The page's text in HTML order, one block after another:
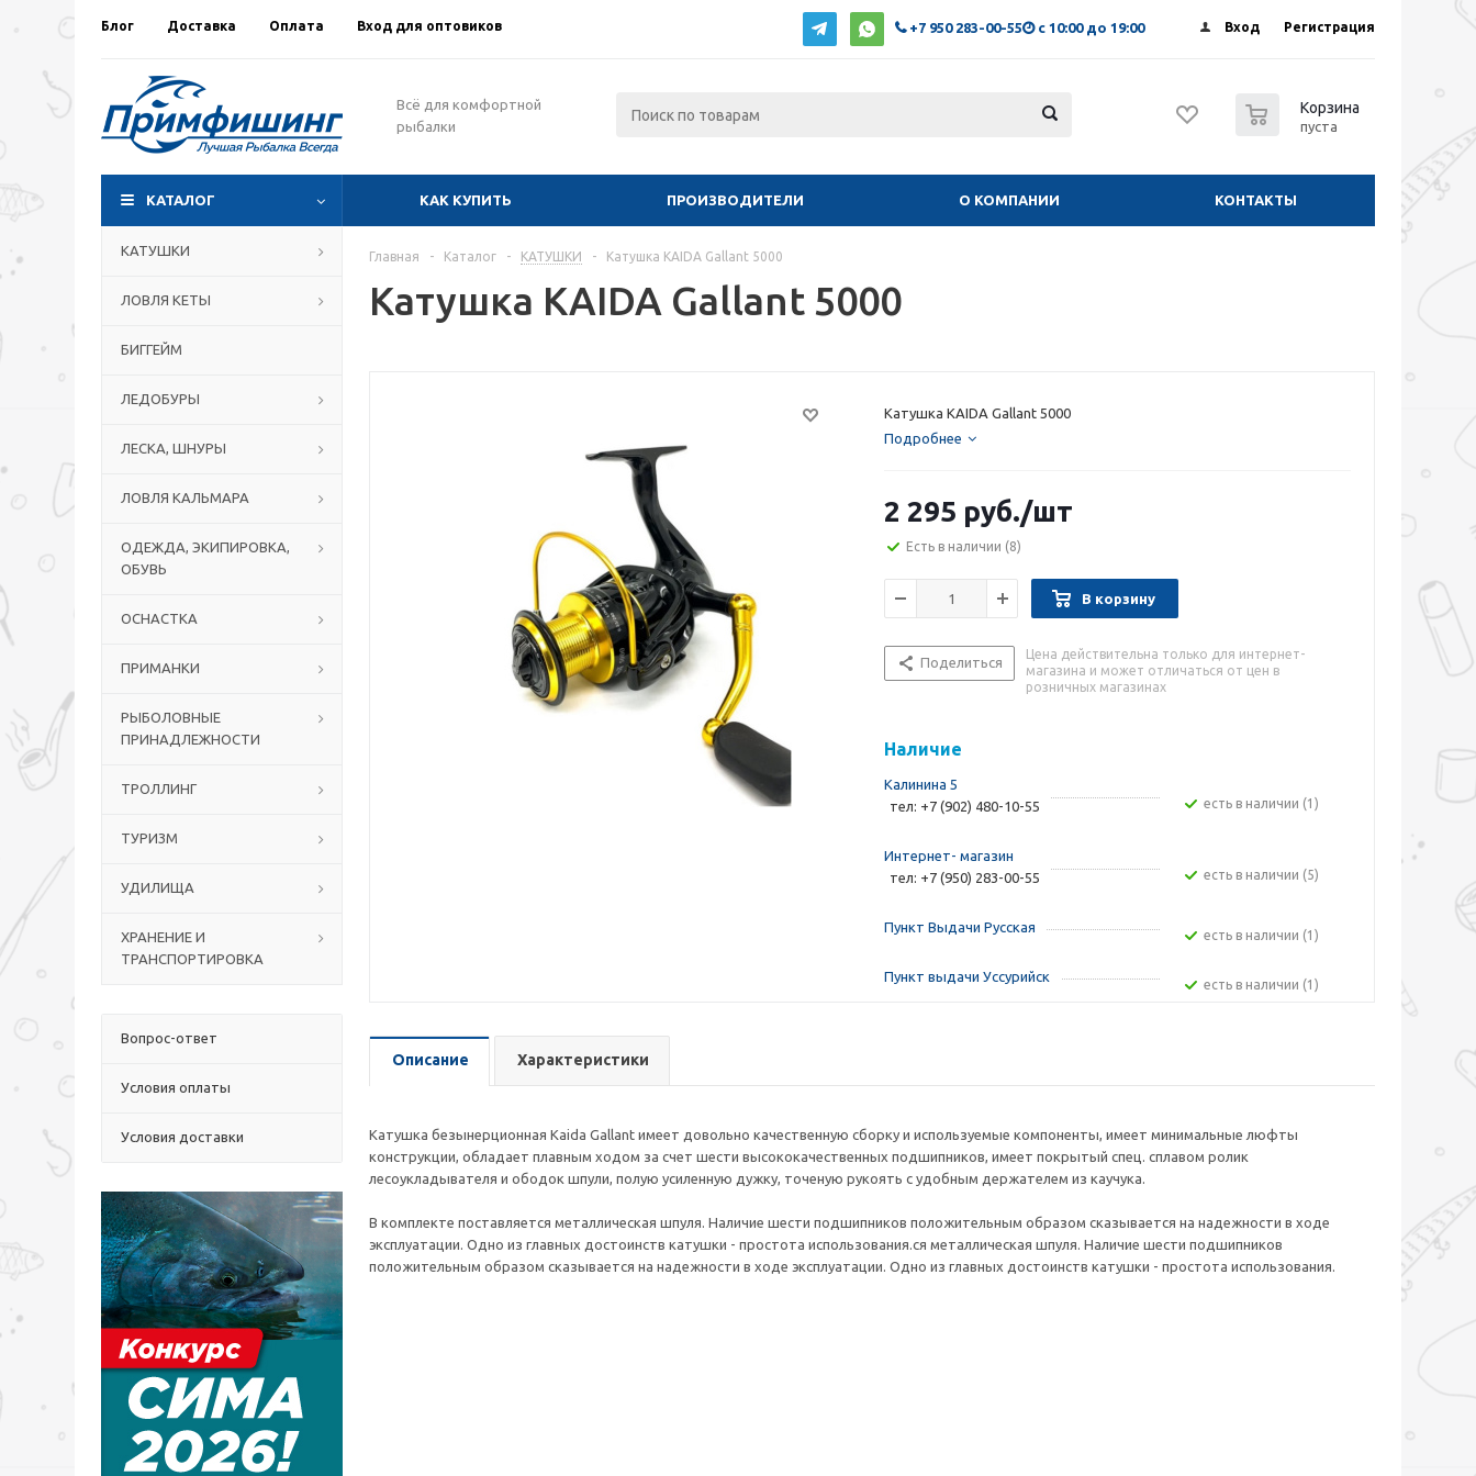
Блог Доставка Оплата Вход для оптовиков Вход Регистрация
+7 950 283-00-55 с 10:00 до 19:00
Всё для комфортной
рыбалки
Корзина
пуста
КАТАЛОГ КАК КУПИТЬ ПРОИЗВОДИТЕЛИ О КОМПАНИИ КОНТАКТЫ
КАТУШКИ
ЛОВЛЯ КЕТЫ
БИГГЕЙМ
ЛЕДОБУРЫ
ЛЕСКА, ШНУРЫ
ЛОВЛЯ КАЛЬМАРА
ОДЕЖДА, ЭКИПИРОВКА,
ОБУВЬ
ОСНАСТКА
ПРИМАНКИ
РЫБОЛОВНЫЕ
ПРИНАДЛЕЖНОСТИ
ТРОЛЛИНГ
ТУРИЗМ
УДИЛИЩА
ХРАНЕНИЕ И
ТРАНСПОРТИРОВКА
Вопрос-ответ
Условия оплаты
Условия доставки
Главная - Каталог - КАТУШКИ - Катушка KAIDA Gallant 5000
Катушка KAIDA Gallant 5000
Катушка KAIDA Gallant 5000
Подробнее
2 295 руб./шт
Есть в наличии (8)
В корзину
Поделиться
Цена действительна только для интернет-
магазина и может отличаться от цен в
розничных магазинах
Наличие
Калинина 5
тел: +7 (902) 480-10-55
Есть в наличии (1)
Интернет- магазин
тел: +7 (950) 283-00-55
Есть в наличии (5)
Пункт Выдачи Русская Есть в наличии (1)
Пункт выдачи Уссурийск Есть в наличии (1)
Описание Характеристики
Катушка безынерционная Kaida Gallant имеет довольно качественную сборку и используемые компоненты, имеет минимальные люфты
конструкции, обладает плавным ходом за счет шести высококачественных подшипников, имеет покрытый спец. сплавом ролик
лесоукладывателя и ободок шпули, полую усиленную дужку, точеную рукоять с удобным держателем из каучука.
В комплекте поставляется металлическая шпуля. Наличие шести подшипников положительным образом сказывается на надежности в ходе
эксплуатации. Одно из главных достоинств катушки - простота использования.ся металлическая шпуля. Наличие шести подшипников
положительным образом сказывается на надежности в ходе эксплуатации. Одно из главных достоинств катушки - простота использования.